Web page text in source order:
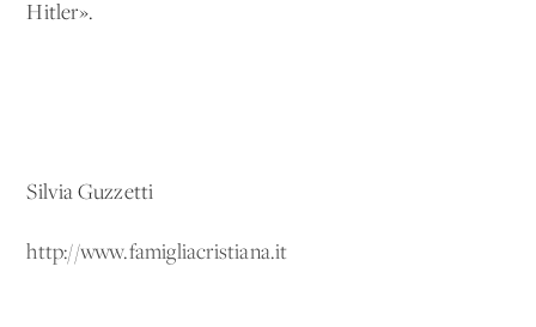
Hitler».
Silvia Guzzetti
http://www.famigliacristiana.it